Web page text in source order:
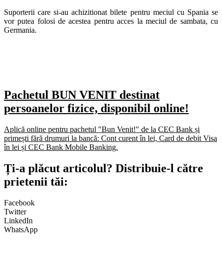
Suporterii care si-au achizitionat bilete pentru meciul cu Spania se
vor putea folosi de acestea pentru acces la meciul de sambata, cu
Germania.
Pachetul BUN VENIT destinat
persoanelor fizice, disponibil online!
Aplică online pentru pachetul "Bun Venit!" de la CEC Bank și
primești fără drumuri la bancă: Cont curent în lei, Card de debit Visa
în lei și CEC Bank Mobile Banking.​
Ți-a plăcut articolul? Distribuie-l către
prietenii tăi:
Facebook
Twitter
LinkedIn
WhatsApp